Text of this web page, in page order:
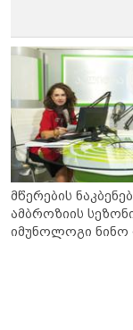
მწერების
ამბროზიის
იმუნოლოგი